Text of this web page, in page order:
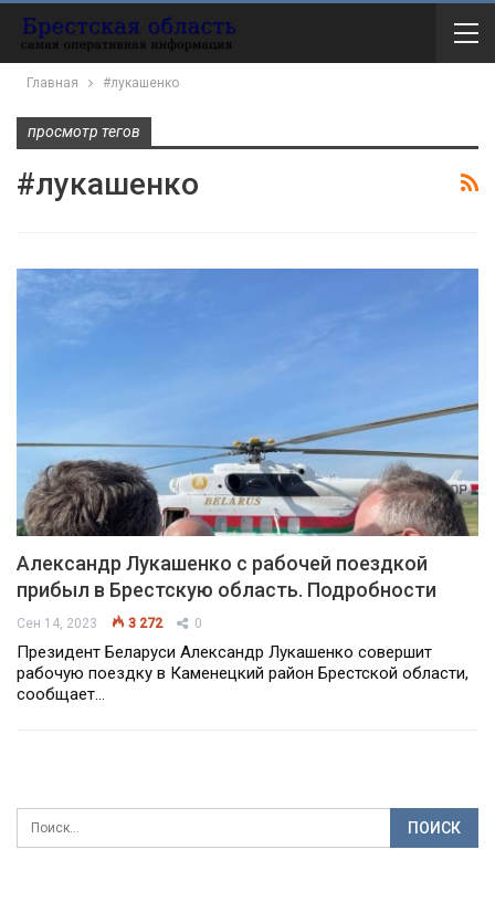
Главная #лукашенко
просмотр тегов
#лукашенко
Александр Лукашенко с рабочей поездкой
прибыл в Брестскую область. Подробности
Сен 14, 2023 3 272 0
Президент Беларуси Александр Лукашенко совершит
рабочую поездку в Каменецкий район Брестской области,
сообщает…